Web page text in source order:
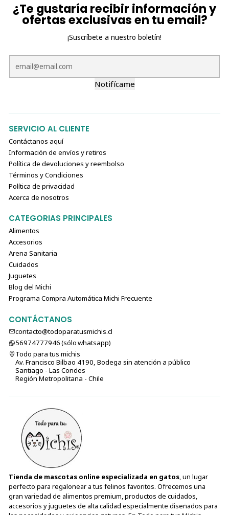
¿Te gustaría recibir información y
ofertas exclusivas en tu email?
¡Suscríbete a nuestro boletín!
Notifícame
SERVICIO AL CLIENTE
Contáctanos aquí
Información de envíos y retiros
Política de devoluciones y reembolso
Términos y Condiciones
Política de privacidad
Acerca de nosotros
CATEGORIAS PRINCIPALES
Alimentos
Accesorios
Arena Sanitaria
Cuidados
Juguetes
Blog del Michi
Programa Compra Automática Michi Frecuente
CONTÁCTANOS
contacto@todoparatusmichis.cl
56974777946 (sólo⁣⁣⁣⁣⁣​​​​​​​​​​​​​​​ whatsapp)
Todo para tus michis
Av. Francisco Bilbao 4190, Bodega sin atención a público
Santiago - Las Condes
Región Metropolitana - Chile
Tienda de mascotas online especializada en gatos, un lugar
perfecto para regalonear a tus felinos favoritos. Ofrecemos una
gran variedad de alimentos premium, productos de cuidados,
accesorios y juguetes de alta calidad especialmente diseñados para